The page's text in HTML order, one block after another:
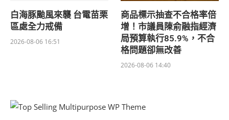
白海豚颱風來襲 台電苗栗
區處全力戒備
2026-08-06 16:51
商品標示抽查不合格率倍
增！市議員陳俞融指經濟
局預算執行85.9%，不合
格問題卻無改善
2026-08-06 14:40